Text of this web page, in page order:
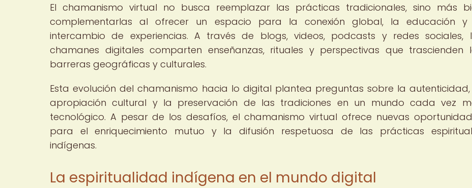
El chamanismo virtual no busca reemplazar las prácticas tradicionales, sino más
complementarlas al ofrecer un espacio para la conexión global, la educación y
intercambio de experiencias. A través de blogs, videos, podcasts y redes sociales,
chamanes digitales comparten enseñanzas, rituales y perspectivas que trascienden
barreras geográficas y culturales.
Esta evolución del chamanismo hacia lo digital plantea preguntas sobre la
apropiación cultural y la preservación de las tradiciones en un mundo cada vez
tecnológico. A pesar de los desafíos, el chamanismo virtual ofrece nuevas
para el enriquecimiento mutuo y la difusión respetuosa de las prácticas
indígenas.
La espiritualidad indígena en el mundo digital